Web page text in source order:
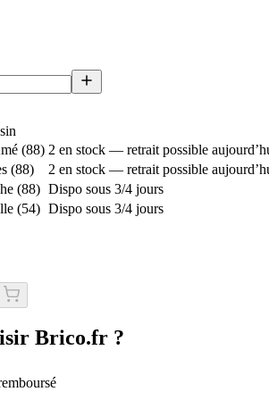
(88) 2 en stock — retrait possible
(88)
2 en stock — retrait possible
(88) Dispo sous 3/4 jours
(54) Dispo sous 3/4 jours
Brico.fr ?